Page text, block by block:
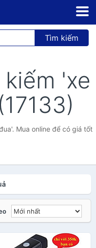
Tìm kiếm
'xe
Mua online để có giá tốt